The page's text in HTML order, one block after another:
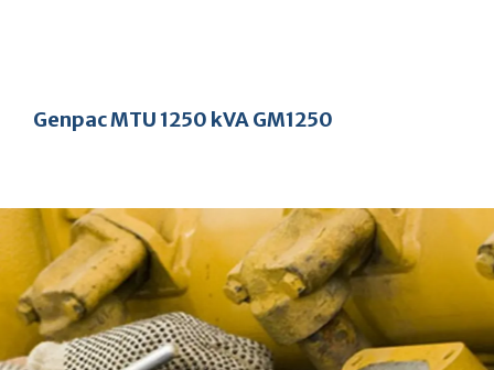
Genpac MTU 1250 kVA GM1250